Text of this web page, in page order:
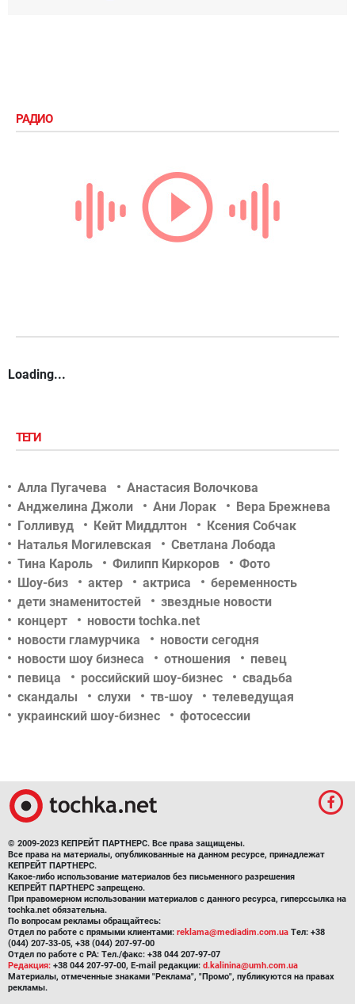
РАДИО
Loading...
ТЕГИ
Алла Пугачева
Анастасия Волочкова
Анджелина Джоли
Ани Лорак
Вера Брежнева
Голливуд
Кейт Миддлтон
Ксения Собчак
Наталья Могилевская
Светлана Лобода
Тина Кароль
Филипп Киркоров
Фото
Шоу-биз
актер актриса
беременность
дети знаменитостей
звездные новости
концерт
новости tochka.net
новости гламурчика
новости сегодня
новости шоу бизнеса
отношения
певец
певица
российский шоу-бизнес
свадьба
скандалы
слухи тв-шоу
телеведущая
украинский шоу-бизнес
фотосессии
© 2009-2023 КЕПРЕЙТ ПАРТНЕРС. Все права защищены.
Все права на материалы, опубликованные на данном ресурсе, принадлежат
КЕПРЕЙТ ПАРТНЕРС.
Какое-либо использование материалов без письменного разрешения
КЕПРЕЙТ ПАРТНЕРС запрещено.
При правомерном использовании материалов с данного ресурса, гиперссылка на
tochka.net обязательна.
По вопросам рекламы обращайтесь:
Отдел по работе с прямыми клиентами: reklama@mediadim.com.ua Тел: +38
(044) 207-33-05, +38 (044) 207-97-00
Отдел по работе с РА: Тел./факс: +38 044 207-97-07
Редакция: +38 044 207-97-00, E-mail редакции: d.kalinina@umh.com.ua
Материалы, отмеченные знаками "Реклама", "Промо", публикуются на правах
рекламы.